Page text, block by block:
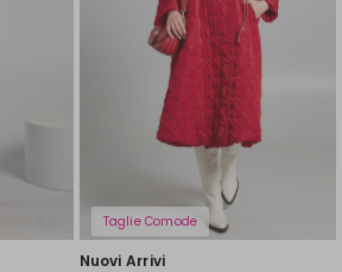
Taglie Comode
Nuovi Arrivi